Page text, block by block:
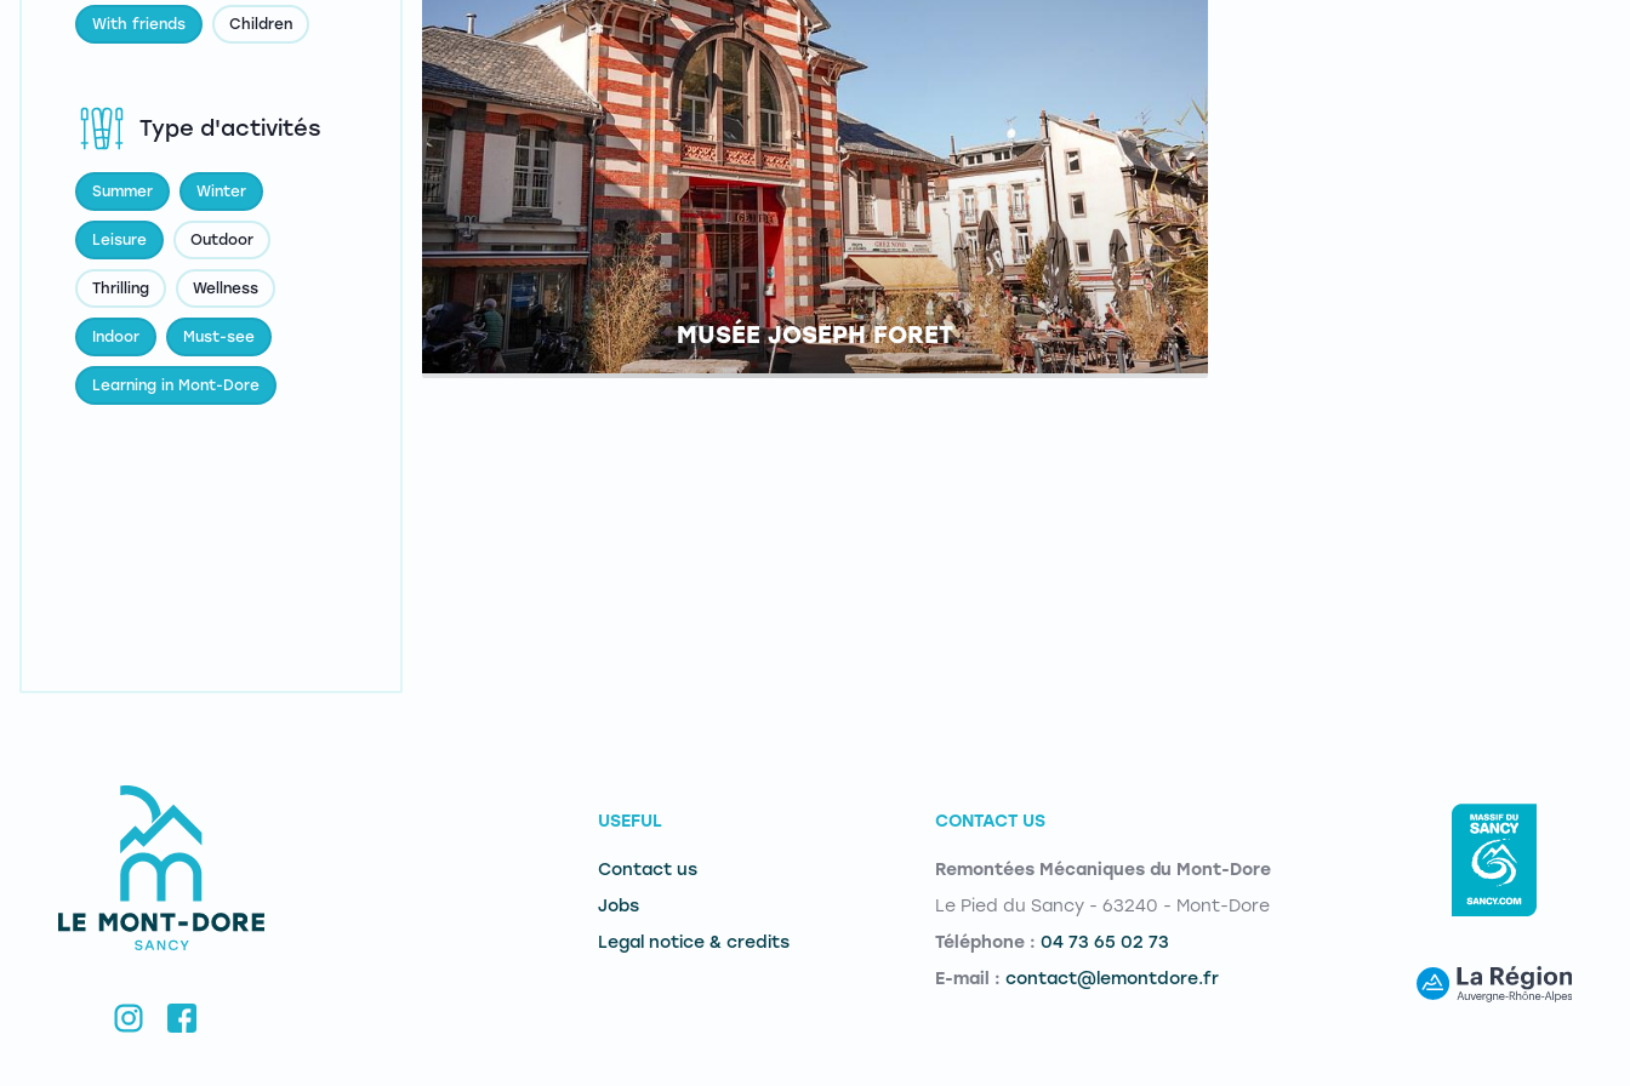
Type d'activités
Summer Winter
Leisure Outdoor
Thrilling Wellness
Indoor Must-see
Learning in Mont-Dore
With friends Children
MUSÉE JOSEPH FORET
USEFUL
Contact us
Jobs
Legal notice & credits
CONTACT US
Remontées Mécaniques du Mont-Dore
Le Pied du Sancy - 63240 - Mont-Dore
Téléphone : 04 73 65 02 73
E-mail : contact@lemontdore.fr